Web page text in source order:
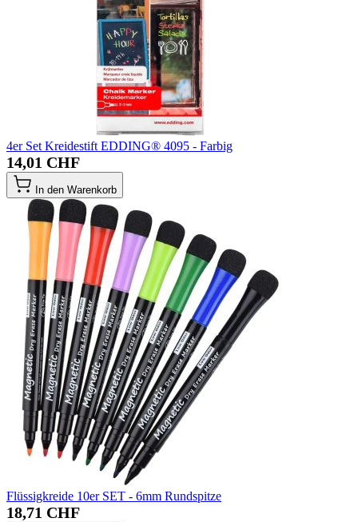
4er Set Kreidestift EDDING® 4095 - Farbig
14,01 CHF
In den Warenkorb
Flüssigkreide 10er SET - 6mm Rundspitze
18,71 CHF